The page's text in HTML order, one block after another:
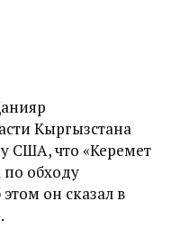
Кыргызстана
США, что «Керемет
по обходу
он сказал в